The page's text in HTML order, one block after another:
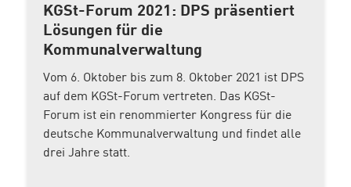
KGSt-Forum 2021: DPS präsentiert
Lösungen für die
Kommunalverwaltung
Vom 6. Oktober bis zum 8. Oktober 2021 ist DPS
auf dem KGSt-Forum vertreten. Das KGSt-
Forum ist ein renommierter Kongress für die
deutsche Kommunalverwaltung und findet alle
drei Jahre statt.